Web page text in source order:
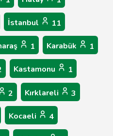
İstanbul 11
1 Karabük 1
Kastamonu 1
2 Kırklareli 3
Kocaeli 4